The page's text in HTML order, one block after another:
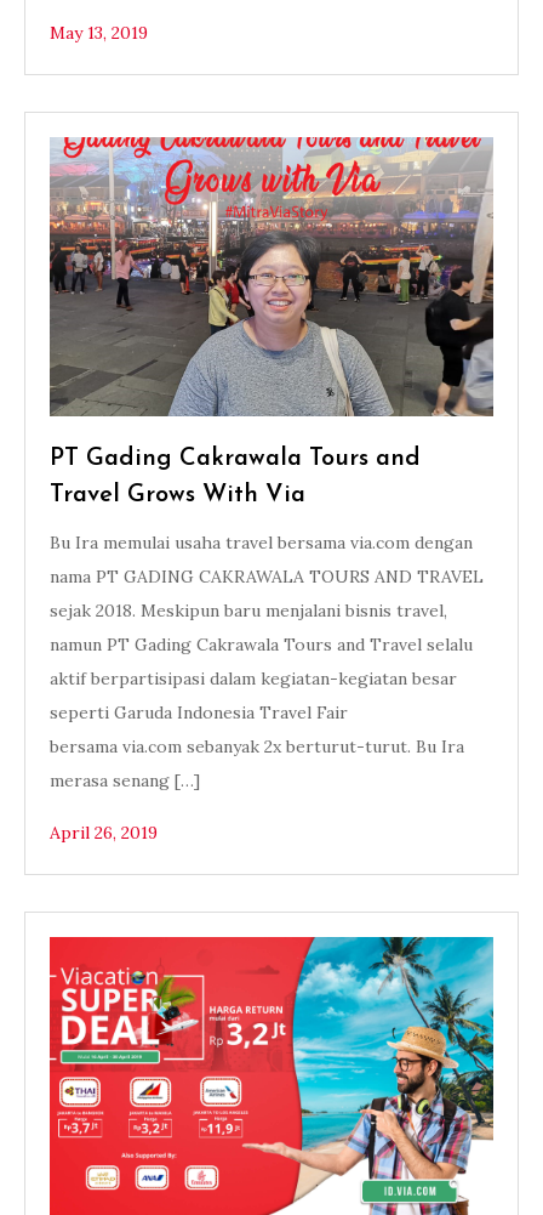
May 13, 2019
PT Gading Cakrawala Tours and
Travel Grows With Via
Bu Ira memulai usaha travel bersama via.com dengan
nama PT GADING CAKRAWALA TOURS AND TRAVEL
sejak 2018. Meskipun baru menjalani bisnis travel,
namun PT Gading Cakrawala Tours and Travel selalu
aktif berpartisipasi dalam kegiatan-kegiatan besar
seperti Garuda Indonesia Travel Fair
bersama via.com sebanyak 2x berturut-turut. Bu Ira
merasa senang […]
April 26, 2019